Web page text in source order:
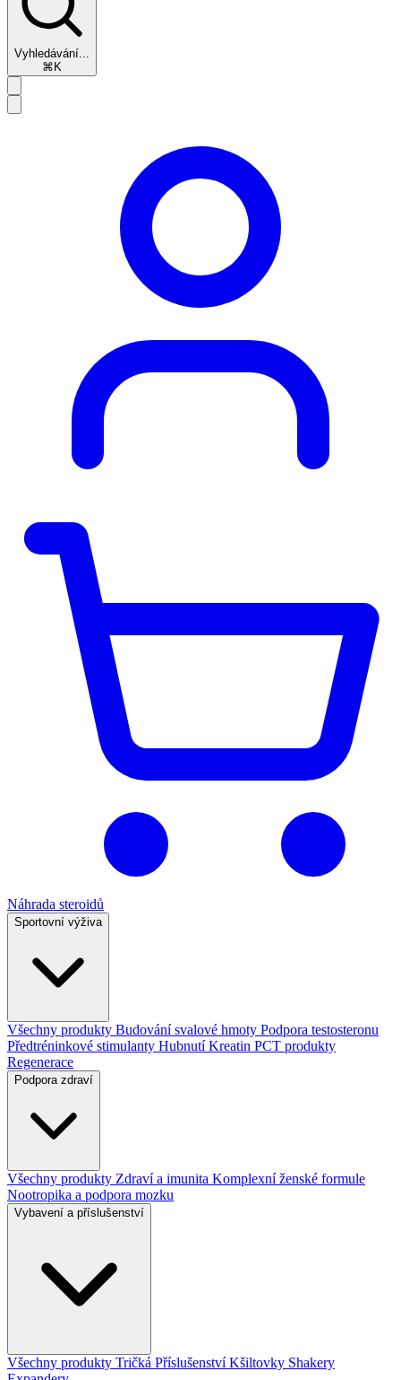
Vyhledávání...
⌘K
Náhrada steroidů
Sportovní výživa
Všechny produkty Budování svalové hmoty Podpora testosteronu
Předtréninkové stimulanty HubnutíKreatin PCT produkty
Regenerace
Podpora zdraví
Všechny produkty Zdraví a imunita Komplexní ženské formule
Nootropika a podpora mozku
Vybavení a příslušenství
Všechny produkty Tričká PříslušenstvíKšiltovky Shakery